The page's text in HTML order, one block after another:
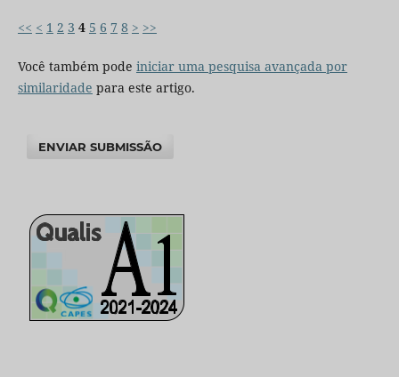
<< < 1 2 3 4 5 6 7 8 > >>
Você também pode iniciar uma pesquisa avançada por
similaridade para este artigo.
ENVIAR SUBMISSÃO